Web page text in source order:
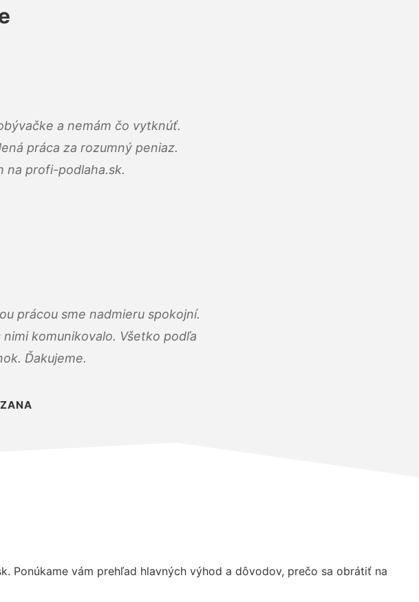
a nemám čo vytknúť.
práca za rozumný peniaz.
na profi-podlaha.sk.
prácou sme nadmieru spokojní.
komunikovalo. Všetko podľa
Ďakujeme.
Ponúkame vám prehľad hlavných výhod a dôvodov, prečo sa obrátiť na